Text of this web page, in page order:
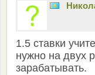
1.5 ставки
нужно на двух
зарабатывать.